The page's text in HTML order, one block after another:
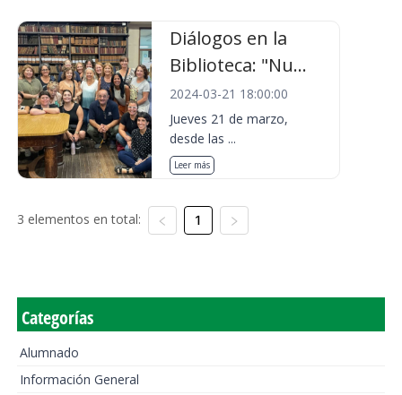
Diálogos en la
Biblioteca: "Nu...
2024-03-21 18:00:00
Jueves 21 de marzo,
desde las ...
Leer más
3 elementos en total: 1
Categorías
Alumnado
Información General